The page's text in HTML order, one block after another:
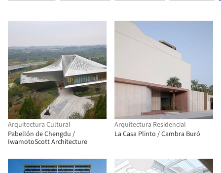
Arquitectura Cultural
Pabellón de Chengdu /
IwamotoScott Architecture
Arquitectura Residencial
La Casa Plinto / Cambra Buró